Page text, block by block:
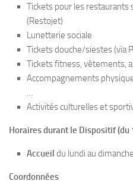
Tickets pour les restaurants
(Restojet)
Lunetterie sociale
Tickets douche/siestes (via
Tickets fitness, vêtements,
Accompagnements
…
Activités culturelles et
Horaires durant le Dispositif
Accueil du lundi au
Coordonnées